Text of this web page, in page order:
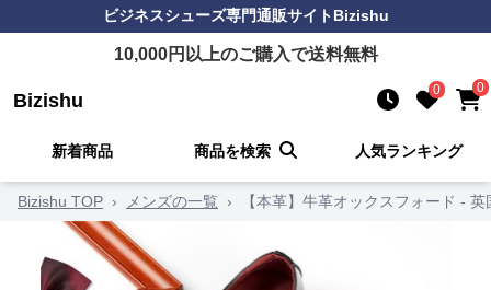
ビジネスシューズ専門通販サイトBizishu
10,000円以上のご購入で送料無料
Bizishu 0 0
新着商品 商品を検索 人気ランキング
Bizishu TOP › メンズの一覧 › 【本革】牛革オックスフォード -